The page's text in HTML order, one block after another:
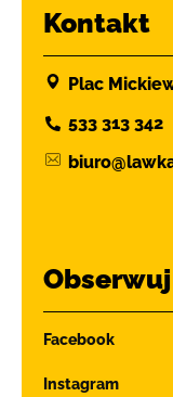
Kontakt
Plac
533 313 342
Facebook
Instagram